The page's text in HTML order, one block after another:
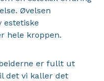
Øvelsen
estetiske
hele kroppen.
er fullt ut
det vi kaller det